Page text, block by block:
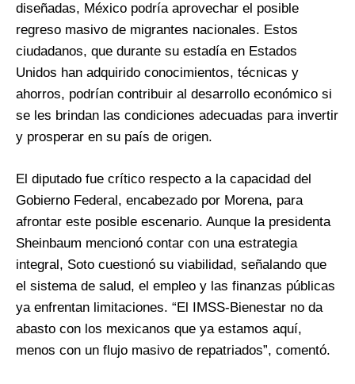
diseñadas, México podría aprovechar el posible
regreso masivo de migrantes nacionales. Estos
ciudadanos, que durante su estadía en Estados
Unidos han adquirido conocimientos, técnicas y
ahorros, podrían contribuir al desarrollo económico si
se les brindan las condiciones adecuadas para invertir
y prosperar en su país de origen.
El diputado fue crítico respecto a la capacidad del
Gobierno Federal, encabezado por Morena, para
afrontar este posible escenario. Aunque la presidenta
Sheinbaum mencionó contar con una estrategia
integral, Soto cuestionó su viabilidad, señalando que
el sistema de salud, el empleo y las finanzas públicas
ya enfrentan limitaciones. “El IMSS-Bienestar no da
abasto con los mexicanos que ya estamos aquí,
menos con un flujo masivo de repatriados”, comentó.